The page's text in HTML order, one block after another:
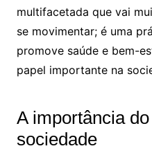
multifacetada que vai
se movimentar; é uma
promove saúde e bem-
papel importante na
A importância
sociedade